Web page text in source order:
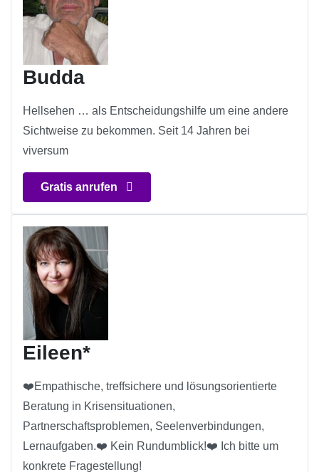
Budda
Hellsehen … als Entscheidungshilfe um eine andere
Sichtweise zu bekommen. Seit 14 Jahren bei
viversum
Gratis anrufen
Eileen*
❤️Empathische, treffsichere und lösungsorientierte
Beratung in Krisensituationen,
Partnerschaftsproblemen, Seelenverbindungen,
Lernaufgaben.❤️ Kein Rundumblick!❤️ Ich bitte um
konkrete Fragestellung!